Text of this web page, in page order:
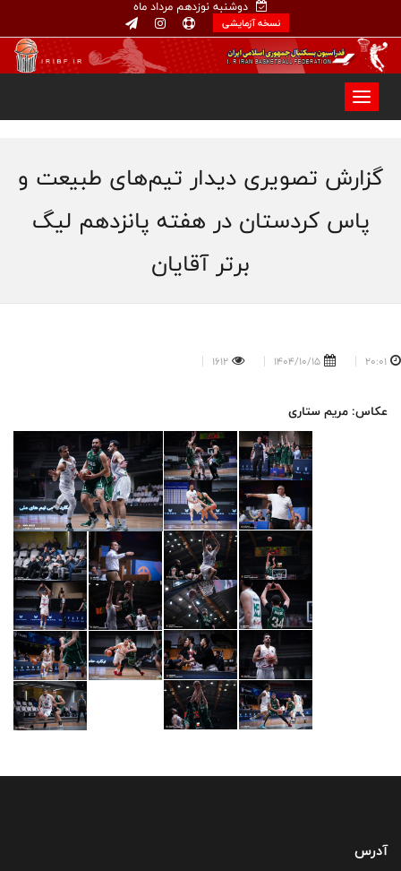
دوشنبه نوزدهم مرداد ماه
نسخه آزمایشی
گزارش تصویری دیدار تیم‌های طبیعت و
پاس کردستان در هفته پانزدهم لیگ
برتر آقایان
20:01
1404/10/15
1612
عکاس: مریم ستاری
آدرس